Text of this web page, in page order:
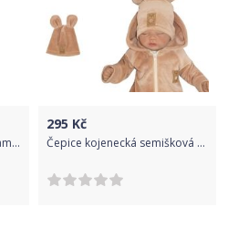
PUPILL Čepice zimní Eli cream vel. 42-44
295 Kč
Čepice kojenecká semišková - OUŠKA béžová - vel.68-74